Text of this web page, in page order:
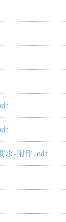
求-附件.odt